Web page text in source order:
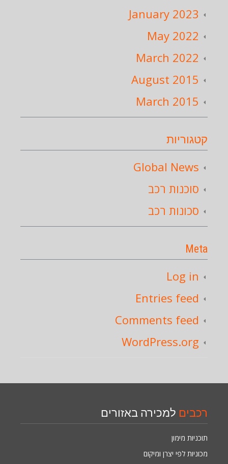
January 2023
May 2022
March 2022
August 2015
March 2015
קטגוריות
Global News
סוכנות רכב
סכונות רכב
Meta
Log in
Entries feed
Comments feed
WordPress.org
רכבים למכירה באזורים
תוכניות מימון
מכוניות לפי יצרן ומיקום